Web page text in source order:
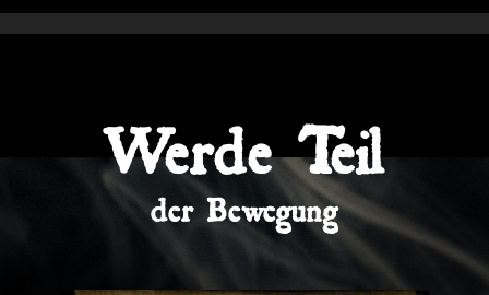
Werde Teil
der Bewegung